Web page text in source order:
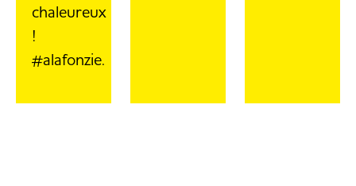
chaleureux
!
#alafonzie.